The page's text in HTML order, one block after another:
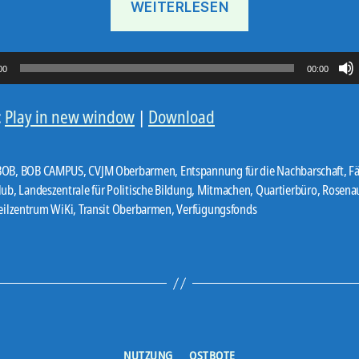
WEITERLESEN
00:00
l
Play in new window | Download
, BOB CAMPUS,CVJM Oberbarmen, Entspannung für die Nachbarschaft,
,Landeszentrale für Politische Bildung, Mitmachen,Quartierbüro,
WiKi,Transit Oberbarmen,Verfügungsfonds
Kategorien
NUTZUNG OSTBOTE